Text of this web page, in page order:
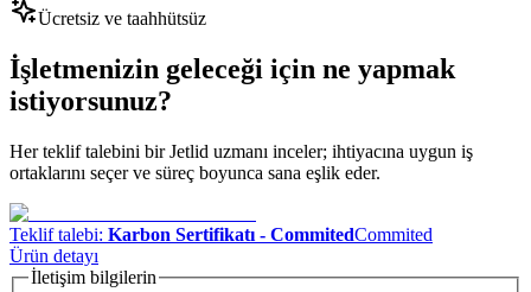
Ücretsiz ve taahhütsüz
İşletmenizin geleceği için ne yapmak
istiyorsunuz?
Her teklif talebini bir Jetlid uzmanı inceler; ihtiyacına uygun iş
ortaklarını seçer ve süreç boyunca sana eşlik eder.
Teklif talebi: Karbon Sertifikatı - CommitedCommited
Ürün detayı
İletişim bilgilerin